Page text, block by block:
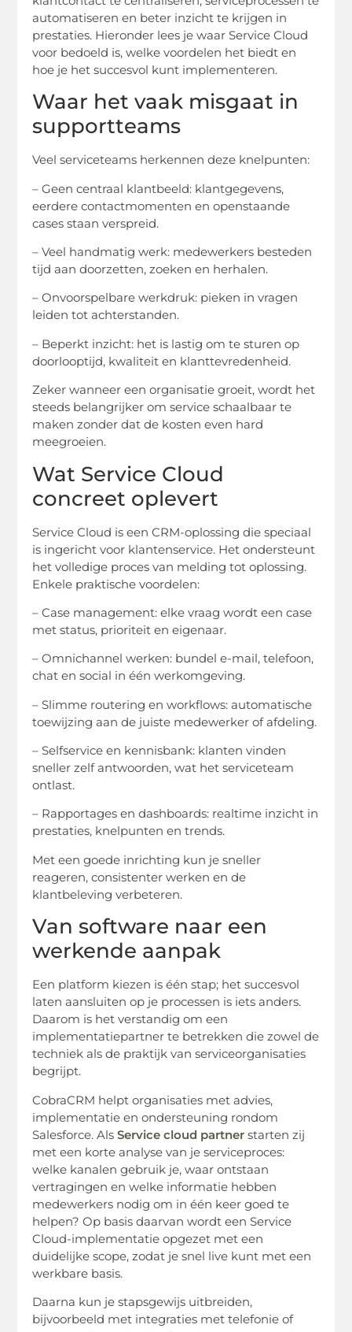
automatiseren en beter inzicht te krijgen in
prestaties. Hieronder lees je waar Service Cloud
voor bedoeld is, welke voordelen het biedt en
hoe je het succesvol kunt implementeren.
Waar het vaak misgaat in
supportteams
Veel serviceteams herkennen deze knelpunten:
– Geen centraal klantbeeld: klantgegevens,
eerdere contactmomenten en openstaande
cases staan verspreid.
– Veel handmatig werk: medewerkers besteden
tijd aan doorzetten, zoeken en herhalen.
– Onvoorspelbare werkdruk: pieken in vragen
leiden tot achterstanden.
– Beperkt inzicht: het is lastig om te sturen op
doorlooptijd, kwaliteit en klanttevredenheid.
Zeker wanneer een organisatie groeit, wordt het
steeds belangrijker om service schaalbaar te
maken zonder dat de kosten even hard
meegroeien.
Wat Service Cloud
concreet oplevert
Service Cloud is een CRM-oplossing die speciaal
is ingericht voor klantenservice. Het ondersteunt
het volledige proces van melding tot oplossing.
Enkele praktische voordelen:
– Case management: elke vraag wordt een case
met status, prioriteit en eigenaar.
– Omnichannel werken: bundel e-mail, telefoon,
chat en social in één werkomgeving.
– Slimme routering en workflows: automatische
toewijzing aan de juiste medewerker of afdeling.
– Selfservice en kennisbank: klanten vinden
sneller zelf antwoorden, wat het serviceteam
ontlast.
– Rapportages en dashboards: realtime inzicht in
prestaties, knelpunten en trends.
Met een goede inrichting kun je sneller
reageren, consistenter werken en de
klantbeleving verbeteren.
Van software naar een
werkende aanpak
Een platform kiezen is één stap; het succesvol
laten aansluiten op je processen is iets anders.
Daarom is het verstandig om een
implementatiepartner te betrekken die zowel de
techniek als de praktijk van serviceorganisaties
begrijpt.
CobraCRM helpt organisaties met advies,
implementatie en ondersteuning rondom
Salesforce. AlsService cloud partner starten zij
met een korte analyse van je serviceproces:
welke kanalen gebruik je, waar ontstaan
vertragingen en welke informatie hebben
medewerkers nodig om in één keer goed te
helpen? Op basis daarvan wordt een Service
Cloud-implementatie opgezet met een
duidelijke scope, zodat je snel live kunt met een
werkbare basis.
Daarna kun je stapsgewijs uitbreiden,
bijvoorbeeld met integraties met telefonie of